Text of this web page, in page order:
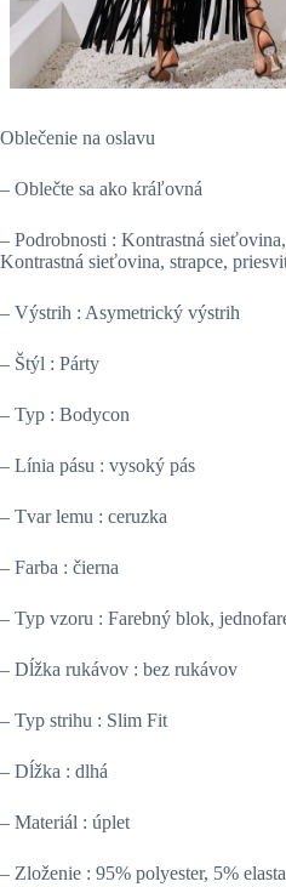
Oblečenie na oslavu
– Oblečte sa ako kráľovná
– Podrobnosti : Kontrastná
Kontrastná sieťovina, strapce,
– Výstrih : Asymetrický výstrih
– Štýl : Párty
– Typ : Bodycon
– Línia pásu : vysoký pás
– Tvar lemu : ceruzka
– Farba : čierna
– Typ vzoru : Farebný blok,
– Dĺžka rukávov : bez rukávov
– Typ strihu : Slim Fit
– Dĺžka : dlhá
– Materiál : úplet
– Zloženie : 95% polyester, 5%